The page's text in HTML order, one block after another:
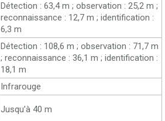
Détection : 63,4 m ; observation : 25,2 m ;
reconnaissance : 12,7 m ; identification :
6,3 m
Détection : 108,6 m ; observation : 71,7 m
; reconnaissance : 36,1 m ; identification :
18,1 m
Infrarouge
Jusqu’à 40 m